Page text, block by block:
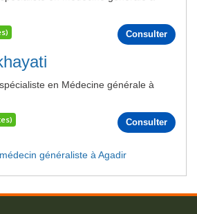
Consulter
en Médecine générale à
Consulter
médecin généraliste à Agadir